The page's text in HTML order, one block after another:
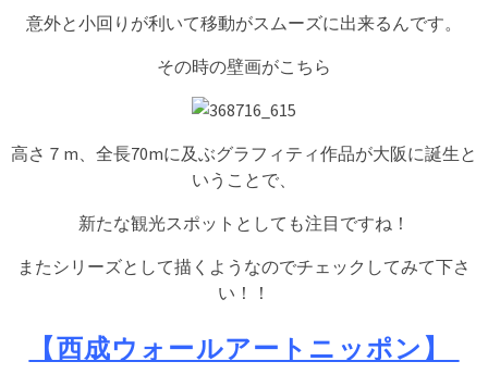
意外と小回りが利いて移動がスムーズに出来るんです。
その時の壁画がこちら
高さ７m、全長70mに及ぶグラフィティ作品が大阪に誕生と
いうことで、
新たな観光スポットとしても注目ですね！
またシリーズとして描くようなのでチェックしてみて下さ
い！！
【西成ウォールアートニッポン】